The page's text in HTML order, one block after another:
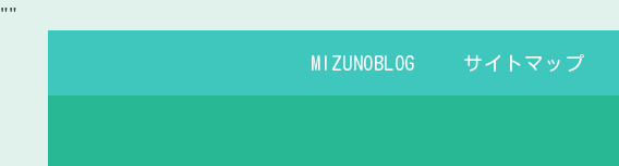
""
MIZUNOBLOG サイトマップ